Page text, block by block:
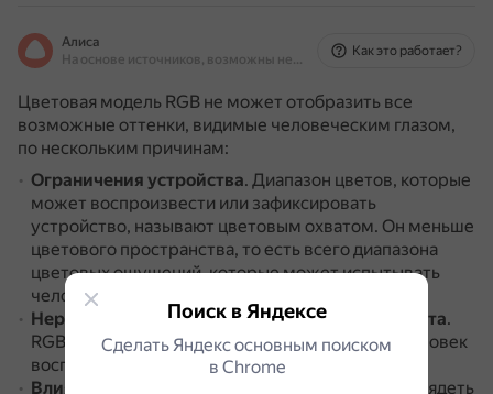
Алиса
На основе источников, возможны неточности
Как это работает?
Цветовая модель RGB не может отобразить все
возможные оттенки, видимые человеческим глазом,
по нескольким причинам:
Ограничения устройства. Диапазон цветов, которые
может воспроизвести или зафиксировать
устройство, называют цветовым охватом. Он меньше
цветового пространства, то есть всего диапазона
цветовых ощущений, которые может испытывать
человек.
Неравномерное соответствие восприятию цвета.
RGB неравномерно соответствует тому, как человек
воспринимает цветовые различия.
Влияние условий освещения
Цвета могут выглядеть
Поиск в Яндексе
Сделать Яндекс основным поиском
в Сhrome